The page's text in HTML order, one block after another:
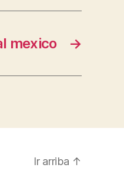
→
mexico
Ir arriba ↑